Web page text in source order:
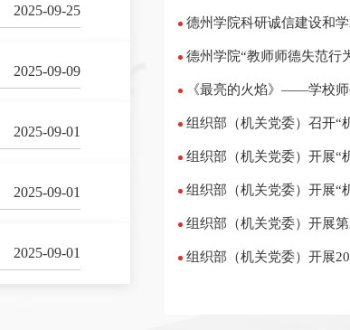
2025-09-25
2025-09-09
2025-09-01
2025-09-01
2025-09-01
德州学院科研诚信建设和学术不端行为举
德州学院“教师师德失范行为”举报投诉电
《最亮的火焰》——学校师生用歌声献礼
组织部（机关党委）召开“机关先锋·议事
组织部（机关党委）开展“机关先锋・议事
组织部（机关党委）开展“机关先锋 思享
组织部（机关党委）开展第三期“机关先
组织部（机关党委）开展2026年第二期